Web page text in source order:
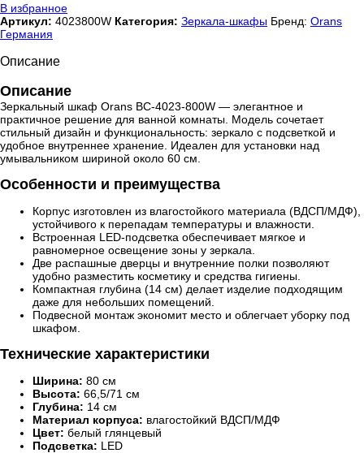
В избранное
Артикул: 4023800W Категория: Зеркала-шкафы Бренд: Orans
Германия
Описание
Описание
Зеркальный шкаф Orans BC-4023-800W — элегантное и
практичное решение для ванной комнаты. Модель сочетает
стильный дизайн и функциональность: зеркало с подсветкой и
удобное внутреннее хранение. Идеален для установки над
умывальником шириной около 60 см.
Особенности и преимущества
Корпус изготовлен из влагостойкого материала (ВДСП/МДФ),
устойчивого к перепадам температуры и влажности.
Встроенная LED-подсветка обеспечивает мягкое и
равномерное освещение зоны у зеркала.
Две распашные дверцы и внутренние полки позволяют
удобно разместить косметику и средства гигиены.
Компактная глубина (14 см) делает изделие подходящим
даже для небольших помещений.
Подвесной монтаж экономит место и облегчает уборку под
шкафом.
Технические характеристики
Ширина: 80 см
Высота: 66,5/71 см
Глубина: 14 см
Материал корпуса: влагостойкий ВДСП/МДФ
Цвет: белый глянцевый
Подсветка: LED